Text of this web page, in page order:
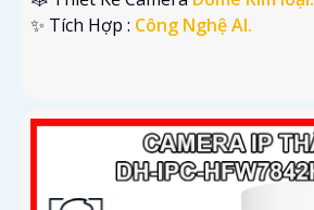
️✨ Tích Hợp : Công Nghệ AI.